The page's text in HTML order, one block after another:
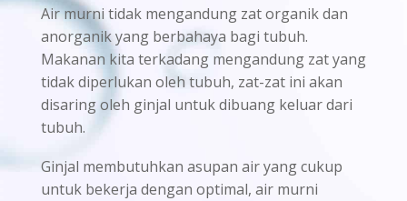
Air murni tidak mengandung zat organik dan
anorganik yang berbahaya bagi tubuh.
Makanan kita terkadang mengandung zat yang
tidak diperlukan oleh tubuh, zat-zat ini akan
disaring oleh ginjal untuk dibuang keluar dari
tubuh.
Ginjal membutuhkan asupan air yang cukup
untuk bekerja dengan optimal, air murni